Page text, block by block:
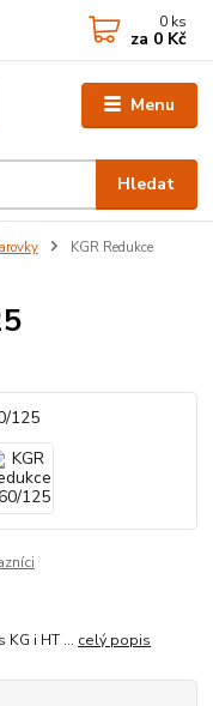
Menu
Hledat
0 ks
za 0 Kč
KGR Redukce
i HT ... celý popis